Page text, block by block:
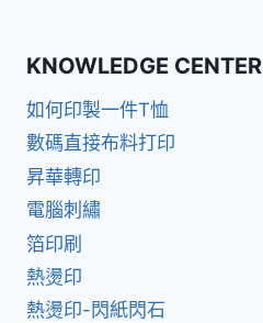
KNOWLEDGE CENTER
如何印製一件T恤
數碼直接布料打印
昇華轉印
電腦刺繡
箔印刷
熱燙印
熱燙印-閃紙閃石